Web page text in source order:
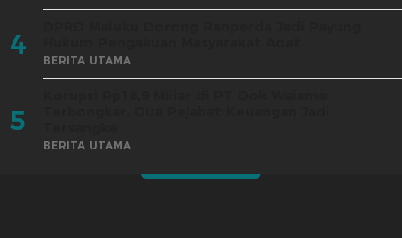
4 BERITA UTAMA
5
BERITA UTAMA